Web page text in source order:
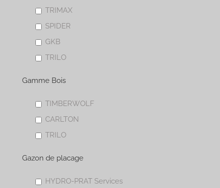
TRIMAX
SPIDER
GKB
TRILO
Gamme Bois
TIMBERWOLF
CARLTON
TRILO
Gazon de placage
HYDRO-PRAT Services